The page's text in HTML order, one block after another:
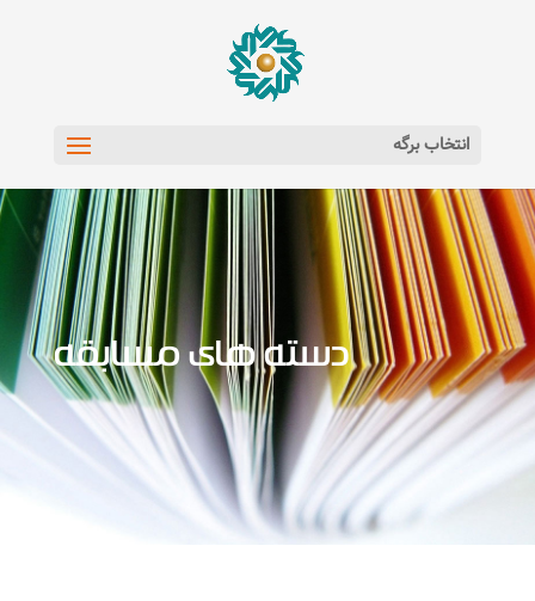
انتخاب برگه
دسته های مسابقه